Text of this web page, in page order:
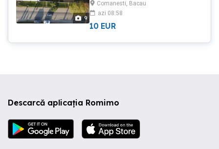
9
casă și anexe ,pretul este de 100 mp
negociabil!
Comanesti, Bacau
azi 08:58
10 EUR
Descarcă aplicația Romimo